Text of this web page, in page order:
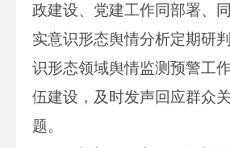
政建设、党建工作同部署、
实意识形态舆情分析定期研
识形态领域舆情监测预警工
伍建设，及时发声回应群众
题。